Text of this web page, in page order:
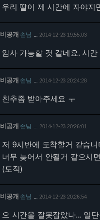
우리 딸이 제 시간에 자야지
비공개 손님 2014-12-23 19:55:03
암사 가능할 것 같네요. 시
비공개 손님 2014-12-23 20:24:28
친추좀 받아주세요 ㅜ
비공개 손님 2014-12-23 20:26:01
저 9시반에 도착할거 같습니
너무 늦어서 안될거 같으시
(도적)
비공개 손님 2014-12-23 20:26:54
으 시간을 잘못잡았나... 일